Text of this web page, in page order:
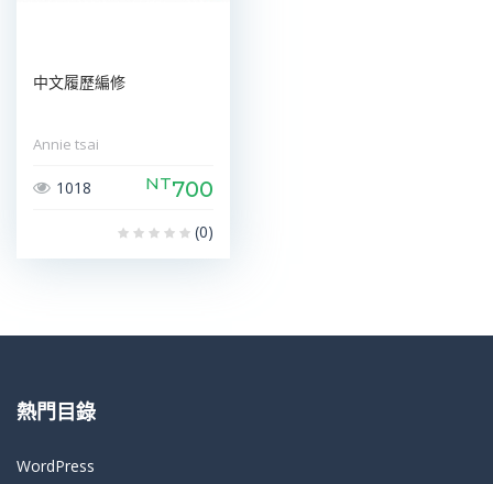
中文履歷編修
Annie tsai
1018 NT700
(0)
熱門目錄
WordPress